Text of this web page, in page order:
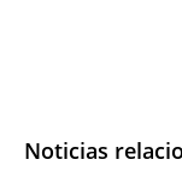
Noticias